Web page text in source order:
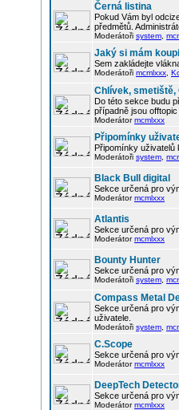
Černá listina
Pokud Vám byl
předmětů.
Moderátoři system
Jaký si mám
Sem zakládejte
Moderátoři mcmlxxx
Chlívek, smetiště,
Do této sekce budu
případně jsou
Moderátormcmlxxx
Připomínky
Připomínky
Moderátoři system
Black Bull digital
Sekce určená pro
Moderátormcmlxxx
Atlantis
Sekce určená pro
Moderátormcmlxxx
Bounty Hunter
Sekce určená pro
Moderátoři system
Compass Metal
Sekce určená pro
uživatele.
Moderátoři system
C.Scope
Sekce určená pro
Moderátormcmlxxx
DeepTech
Sekce určená pro
Moderátormcmlxxx